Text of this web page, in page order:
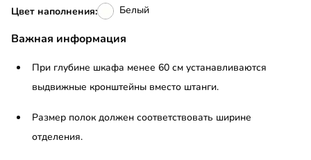
Цвет наполнения: Белый
Важная информация
При глубине шкафа менее 60 см устанавливаются
выдвижные кронштейны вместо штанги.
Размер полок должен соответствовать ширине
отделения.